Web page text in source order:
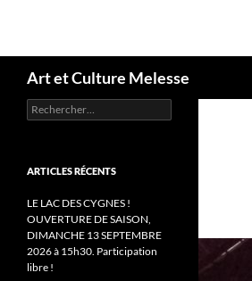
Art et Culture Melesse
Rechercher :
ARTICLES RÉCENTS
LE LAC DES CYGNES !
OUVERTURE DE SAISON,
DIMANCHE 13 SEPTEMBRE
2026 à 15h30. Participation
libre !